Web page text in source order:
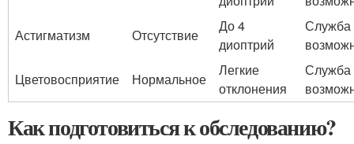
Астигматизм
Отсутствие
До 4
диоптрий
Служба
Цветовосприятие
Нормальное
Легкие
отклонения
Служба
Как подготовиться к обследованию?